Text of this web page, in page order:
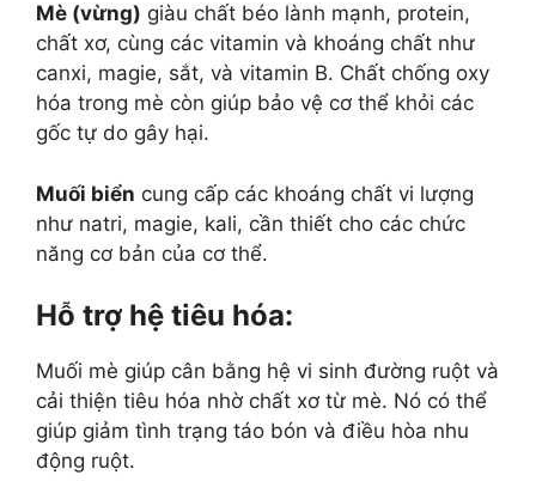
Mè (vừng) giàu chất béo lành mạnh, protein,
chất xơ, cùng các vitamin và khoáng chất như
canxi, magie, sắt, và vitamin B. Chất chống oxy
hóa trong mè còn giúp bảo vệ cơ thể khỏi các
gốc tự do gây hại.
Muối biển cung cấp các khoáng chất vi lượng
như natri, magie, kali, cần thiết cho các chức
năng cơ bản của cơ thể.
Hỗ trợ hệ tiêu hóa:
Muối mè giúp cân bằng hệ vi sinh đường ruột và
cải thiện tiêu hóa nhờ chất xơ từ mè. Nó có thể
giúp giảm tình trạng táo bón và điều hòa nhu
động ruột.